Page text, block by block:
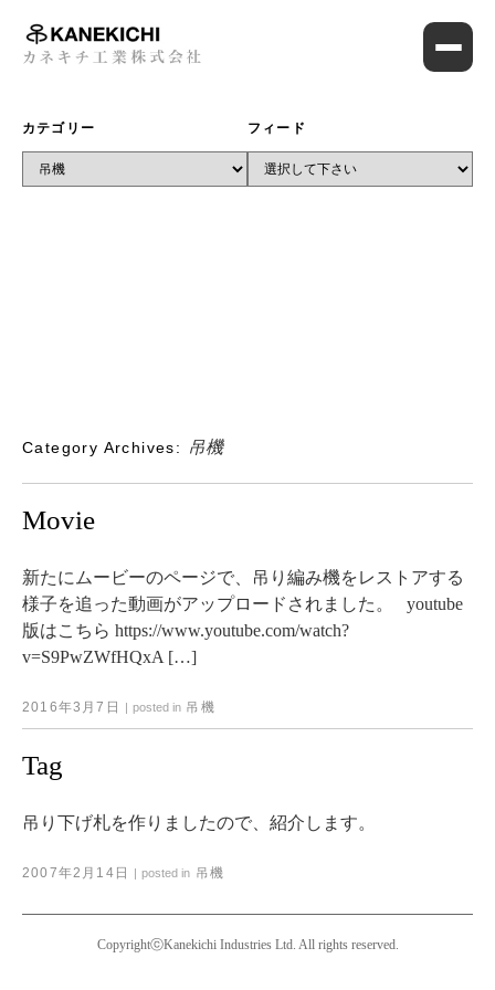
Category Archives: 吊機
Movie
新たにムービーのページで、吊り編み機をレストアする
様子を追った動画がアップロードされました。 youtube
版はこちら https://www.youtube.com/watch?
v=S9PwZWfHQxA […]
2016年3月7日 | posted in 吊機
Tag
吊り下げ札を作りましたので、紹介します。
2007年2月14日 | posted in 吊機
カテゴリー フィード
CopyrightⓒKanekichi Industries Ltd. All rights reserved.